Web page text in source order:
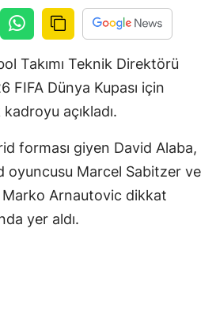
Takımı Teknik Direktörü
FIFA Dünya Kupası için
açıkladı.
forması giyen David Alaba,
oyuncusu Marcel Sabitzer ve
Marko Arnautovic dikkat
yer aldı.